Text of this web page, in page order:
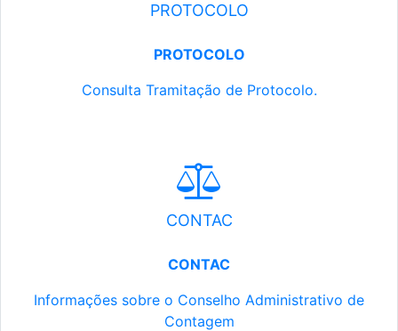
PROTOCOLO
PROTOCOLO
Consulta Tramitação de Protocolo.
CONTAC
CONTAC
Informações sobre o Conselho Administrativo de
Contagem